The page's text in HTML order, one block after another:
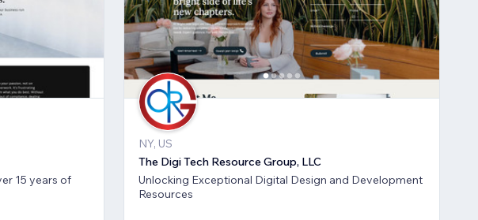
NY, US
The Digi Tech Resource Group, LLC
Unlocking Exceptional Digital Design and Development
Resources